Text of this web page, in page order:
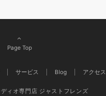
Page Top
サービス Blog アクセス
ィオ専門店 ジャストフレンズ